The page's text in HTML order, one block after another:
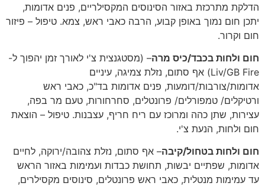
הדלקת מתרכזת באזור הסינוסים המקסילריים, פנים אדומות,
יתכן חום נמוך באופן קבוע, הרבה כאבי ראש, צמא. טיפול – פיזור
חום וקרור.
חום ולחות בכבד/כיס מרה– (מסטגנצית צ'י לאורך זמן יהפוך ל-
Liv/GB Fire) אף סתום, נזלת צמיגה, עיניים
אדומות/צורבות/דומעות, פנים אדומות בד"כ, כאבי ראש
ורטיקלים/ טמפורלים/ פרונטלים, סחרחורות, טעם מר בפה,
עצירות, שתן כהה ומרוכז עם ריח חריף, עצבנות. טיפול – הוצאת
חום ולחות, הנעת צ'י.
חום ולחות בטחול/קיבה– אף סתום, נזלת צהובה/ירוקה, לחיים
אדומות, שפתיים יבשות, תחושת כבדות ועמימות באזור הראש
עד עמימות מנטלית, כאבי ראש פרונטלים, סינוסים מקסילרים,